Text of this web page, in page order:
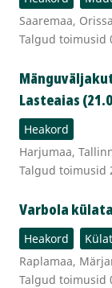
Saaremaa,
Talgud toimusid
Lasteaias
Heakord
Harjumaa,
Talgud toimusid
Varbola
Heakord
Raplamaa,
Talgud toimusid